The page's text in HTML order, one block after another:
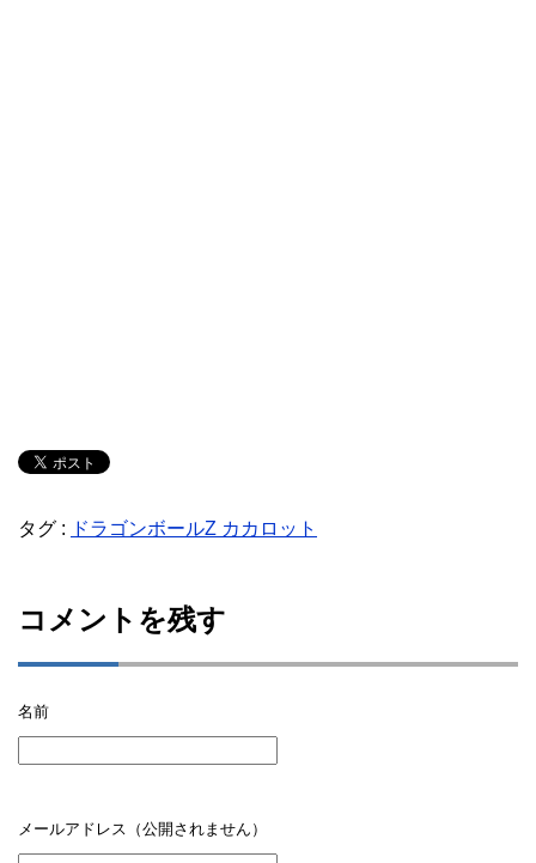
タグ : ドラゴンボールZ カカロット
コメントを残す
名前
メールアドレス（公開されません）